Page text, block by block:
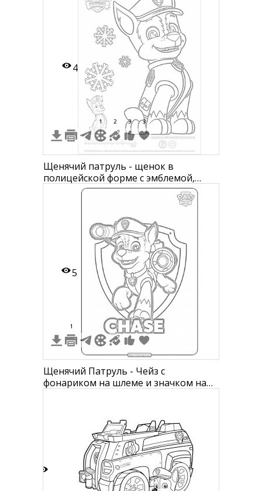
4
1 2 3 3
Щенячий патруль - щенок в
полицейской форме с эмблемой,
снежинки, логотипы Nickelodeon и
Paw Patrol, фото щенка внизу
5
1
Щенячий Патруль - Чейз с
фонариком на шлеме и значком на